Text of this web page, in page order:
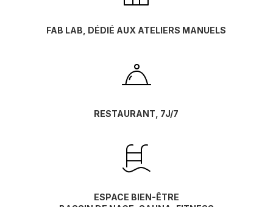
FAB LAB, DÉDIÉ AUX ATELIERS MANUELS
RESTAURANT, 7J/7
ESPACE BIEN-ÊTRE